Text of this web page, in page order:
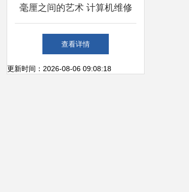
毫厘之间的艺术 计算机维修
中的精细操作
查看详情
更新时间：2026-08-06 09:08:18